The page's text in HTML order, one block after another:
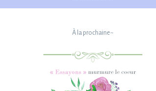
À la prochaine~